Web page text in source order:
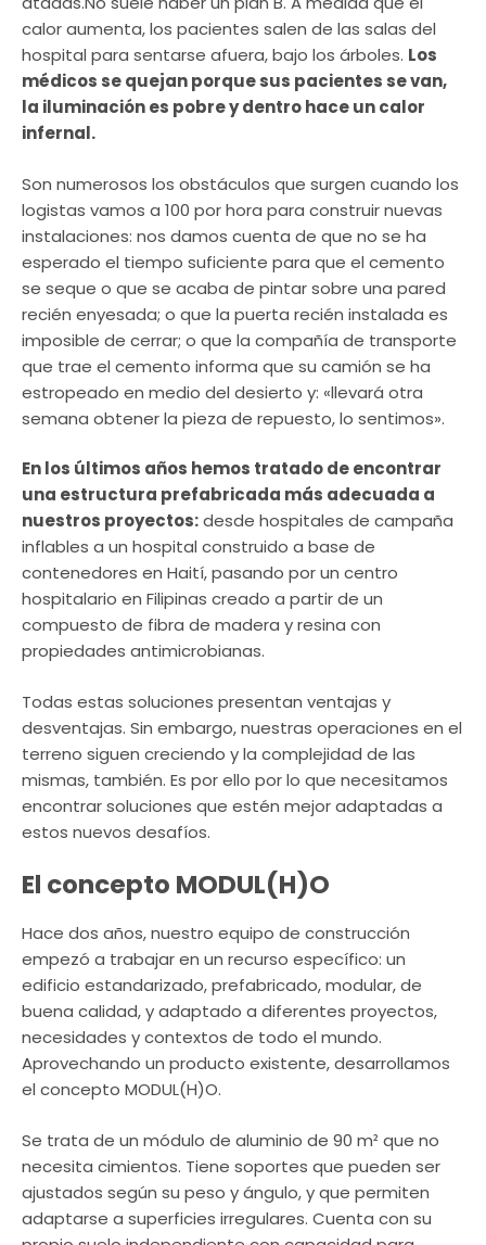
calor aumenta, los pacientes salen de las salas del
hospital para sentarse afuera, bajo los árboles. Los
médicos se quejan porque sus pacientes se van,
la iluminación es pobre y dentro hace un calor
infernal.
Son numerosos los obstáculos que surgen cuando los
logistas vamos a 100 por hora para construir nuevas
instalaciones: nos damos cuenta de que no se ha
esperado el tiempo suficiente para que el cemento
se seque o que se acaba de pintar sobre una pared
recién enyesada; o que la puerta recién instalada es
imposible de cerrar; o que la compañía de transporte
que trae el cemento informa que su camión se ha
estropeado en medio del desierto y: «llevará otra
semana obtener la pieza de repuesto, lo sentimos».
En los últimos años hemos tratado de encontrar
una estructura prefabricada más adecuada a
nuestros proyectos:desde hospitales de campaña
inflables a un hospital construido a base de
contenedores en Haití, pasando por un centro
hospitalario en Filipinas creado a partir de un
compuesto de fibra de madera y resina con
propiedades antimicrobianas.
Todas estas soluciones presentan ventajas y
desventajas. Sin embargo, nuestras operaciones en el
terreno siguen creciendo y la complejidad de las
mismas, también. Es por ello por lo que necesitamos
encontrar soluciones que estén mejor adaptadas a
estos nuevos desafíos.
El concepto MODUL(H)O
Hace dos años, nuestro equipo de construcción
empezó a trabajar en un recurso específico: un
edificio estandarizado, prefabricado, modular, de
buena calidad, y adaptado a diferentes proyectos,
necesidades y contextos de todo el mundo.
Aprovechando un producto existente, desarrollamos
el concepto MODUL(H)O.
Se trata de un módulo de aluminio de 90 m² que no
necesita cimientos. Tiene soportes que pueden ser
ajustados según su peso y ángulo, y que permiten
adaptarse a superficies irregulares. Cuenta con su